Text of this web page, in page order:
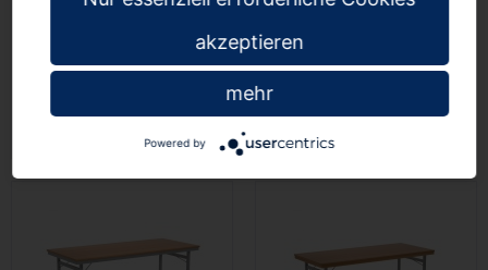
€ 474,00 € 480,00
akzeptieren
mehr
Powered by